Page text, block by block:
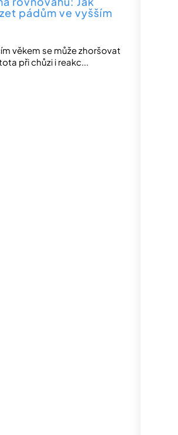
pádům ve vyšším
věkem se může zhoršovat
při chůzi i reakc...